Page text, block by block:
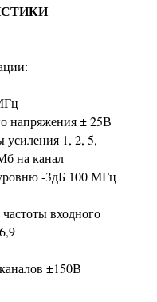
напряжения ± 25В
1, 2, 5,
на канал
-3дБ 100 МГц
входного
±150В